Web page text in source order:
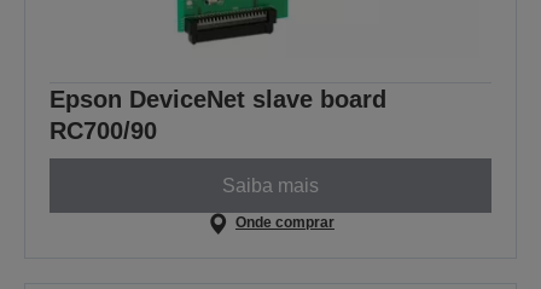
Epson DeviceNet slave board
RC700/90
Saiba mais
Onde comprar